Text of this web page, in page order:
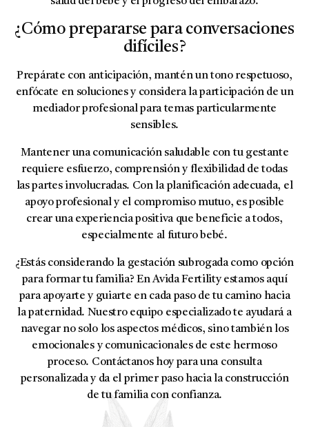
¿Cómo prepararse para conversaciones
difíciles?
Prepárate con anticipación, mantén un tono respetuoso,
enfócate en soluciones y considera la participación de un
mediador profesional para temas particularmente
sensibles.
Mantener una comunicación saludable con tu gestante
requiere esfuerzo, comprensión y flexibilidad de todas
las partes involucradas. Con la planificación adecuada, el
apoyo profesional y el compromiso mutuo, es posible
crear una experiencia positiva que beneficie a todos,
especialmente al futuro bebé.
¿Estás considerando la gestación subrogada como opción
para formar tu familia? En Avida Fertility estamos aquí
para apoyarte y guiarte en cada paso de tu camino hacia
la paternidad. Nuestro equipo especializado te ayudará a
navegar no solo los aspectos médicos, sino también los
emocionales y comunicacionales de este hermoso
proceso. Contáctanos hoy para una consulta
personalizada y da el primer paso hacia la construcción
de tu familia con confianza.